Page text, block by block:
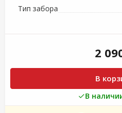
Тип забора
2
В
В